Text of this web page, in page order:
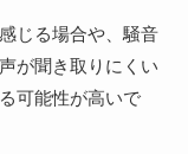
じる場合や、騒音
が聞き取りにくい
可能性が高いで